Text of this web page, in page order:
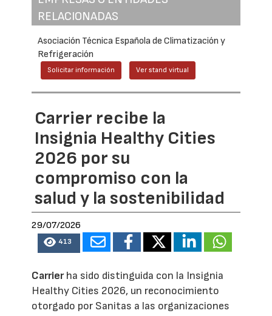
RELACIONADAS
Asociación Técnica Española de Climatización y
Refrigeración
Solicitar información Ver stand virtual
Carrier recibe la
Insignia Healthy Cities
2026 por su
compromiso con la
salud y la sostenibilidad
29/07/2026
413
Carrierha sido distinguida con la Insignia
Healthy Cities 2026, un reconocimiento
otorgado por Sanitas a las organizaciones